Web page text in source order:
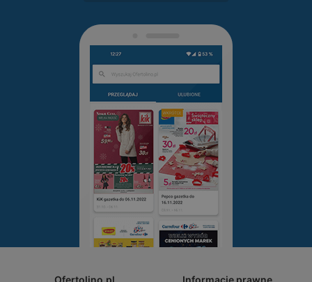
Ofertolino.pl Informacje prawne